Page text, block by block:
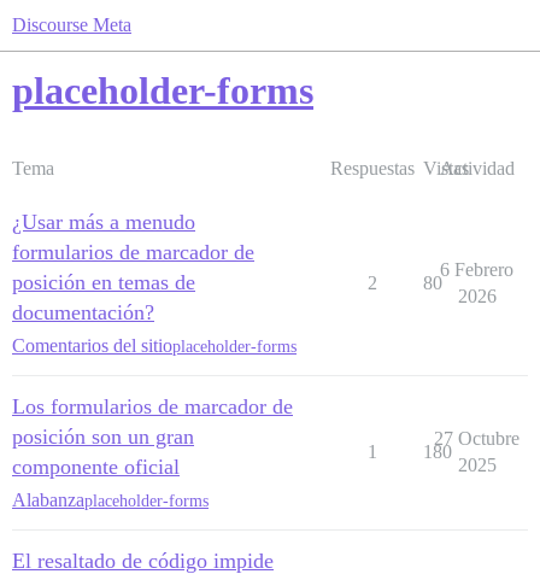
Discourse Meta
placeholder-forms
Tema Respuestas Vistas
Actividad
¿Usar más a menudo
formularios de marcador de
posición en temas de
documentación?
Comentarios del sitioplaceholder-forms
2 80
6 Febrero
2026
Los formularios de marcador de
posición son un gran
componente oficial
Alabanzaplaceholder-forms
1 180
27 Octubre
2025
El resaltado de código impide